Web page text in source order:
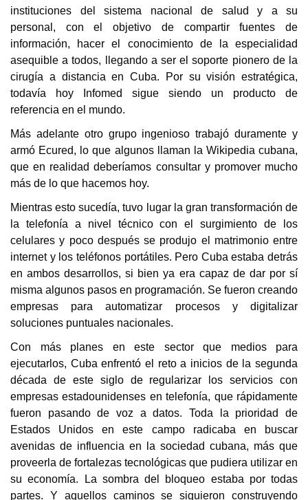
instituciones del sistema nacional de salud y a su
personal, con el objetivo de compartir fuentes de
información, hacer el conocimiento de la especialidad
asequible a todos, llegando a ser el soporte pionero de la
cirugía a distancia en Cuba. Por su visión estratégica,
todavía hoy Infomed sigue siendo un producto de
referencia en el mundo.
Más adelante otro grupo ingenioso trabajó duramente y
armó Ecured, lo que algunos llaman la Wikipedia cubana,
que en realidad deberíamos consultar y promover mucho
más de lo que hacemos hoy.
Mientras esto sucedía, tuvo lugar la gran transformación de
la telefonía a nivel técnico con el surgimiento de los
celulares y poco después se produjo el matrimonio entre
internet y los teléfonos portátiles. Pero Cuba estaba detrás
en ambos desarrollos, si bien ya era capaz de dar por sí
misma algunos pasos en programación. Se fueron creando
empresas para automatizar procesos y digitalizar
soluciones puntuales nacionales.
Con más planes en este sector que medios para
ejecutarlos, Cuba enfrentó el reto a inicios de la segunda
década de este siglo de regularizar los servicios con
empresas estadounidenses en telefonía, que rápidamente
fueron pasando de voz a datos. Toda la prioridad de
Estados Unidos en este campo radicaba en buscar
avenidas de influencia en la sociedad cubana, más que
proveerla de fortalezas tecnológicas que pudiera utilizar en
su economía. La sombra del bloqueo estaba por todas
partes. Y aquellos caminos se siguieron construyendo